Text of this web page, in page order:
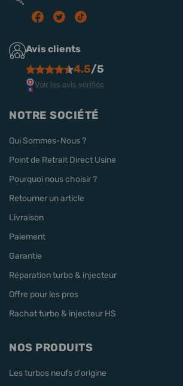
Avis clients
4.5/5
Voir les avis vérifiés
NOTRE SOCIÉTÉ
Qui Sommes-Nous ?
Point de Retrait Direct Usine
Pourquoi nous choisir ?
Retourner un article
Livraison
Paiement
Garantie
Réparation turbo & injecteur
Offre pour les pros
Rachat turbo & injecteur HS
NOS PRODUITS
Les turbos neufs d'origine